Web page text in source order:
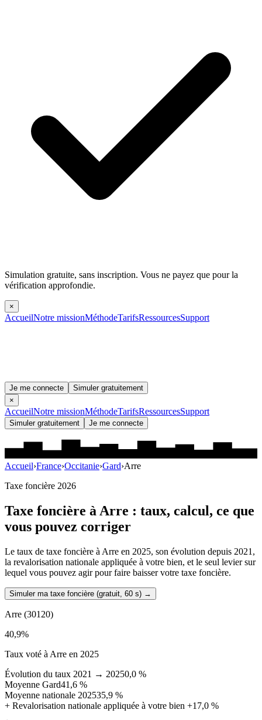
Simulation gratuite, sans inscription. Vous ne payez que pour la
vérification approfondie.
×
AccueilNotre missionMéthodeTarifsRessourcesSupport
Je me connecte
Simuler gratuitement
×
AccueilNotre missionMéthodeTarifsRessourcesSupport
Simuler gratuitement Je me connecte
Accueil›France›Occitanie›Gard›Arre
Taxe foncière 2026
Taxe foncière àArre : taux, calcul, ce que
vous pouvez corriger
Le taux de taxe foncière à Arre en 2025, son évolution depuis 2021,
la revalorisation nationale appliquée à votre bien, et le seul levier sur
lequel vous pouvez agir pour faire baisser votre taxe foncière.
Simuler ma taxe foncière (gratuit, 60 s) →
Arre (30120)
40,9%
Taux voté à Arre en 2025
Évolution du taux 2021 → 20250,0 %
Moyenne Gard41,6 %
Moyenne nationale 202535,9 %
+ Revalorisation nationale appliquée à votre bien +17,0 %